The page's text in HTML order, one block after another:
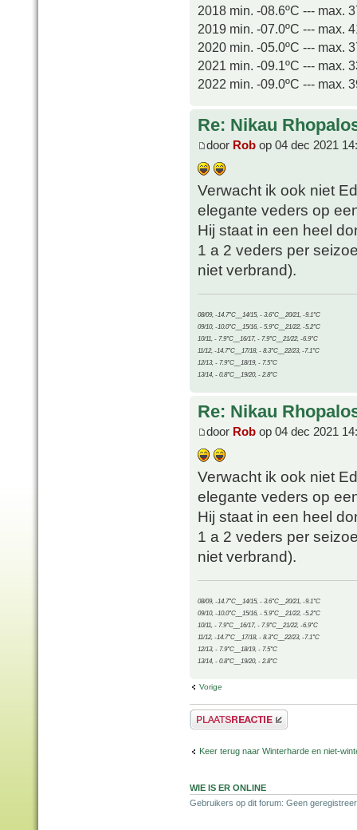
2018 min. -08.6ºC --- max.
2019 min. -07.0ºC --- max.
2020 min. -05.0ºC --- max.
2021 min. -09.1ºC --- max.
2022 min. -09.0ºC --- max.
Re: Nikau
door Rob op 04 dec 2021
Verwacht ik ook niet
elegante veders op
Hij staat in een heel
1 a 2 veders per
niet verbrand).
08/09, -14.7°C__14/15, - 3.6°C__20/21, -9.1°C
09/10, -10.0°C__15/16, - 5.9°C__21/22, -5.2°C
10/11, - 7.9°C__16/17, - 7.9°C__21/22, -6.9°C
11/12, -14.7°C__17/18, - 8.3°C__22/23, -7.1°C
12/13, - 7.9°C__18/19, - 7.5°C
13/14, - 0.8°C__19/20, - 2.8°C
Re: Nikau
door Rob op 04 dec 2021
Verwacht ik ook niet
elegante veders op
Hij staat in een heel
1 a 2 veders per
niet verbrand).
08/09, -14.7°C__14/15, - 3.6°C__20/21, -9.1°C
09/10, -10.0°C__15/16, - 5.9°C__21/22, -5.2°C
10/11, - 7.9°C__16/17, - 7.9°C__21/22, -6.9°C
11/12, -14.7°C__17/18, - 8.3°C__22/23, -7.1°C
12/13, - 7.9°C__18/19, - 7.5°C
13/14, - 0.8°C__19/20, - 2.8°C
Vorige
Plaats een reactie
Keer terug naar Winterharde en niet-
WIE IS ER ONLINE
Gebruikers op dit forum: Geen